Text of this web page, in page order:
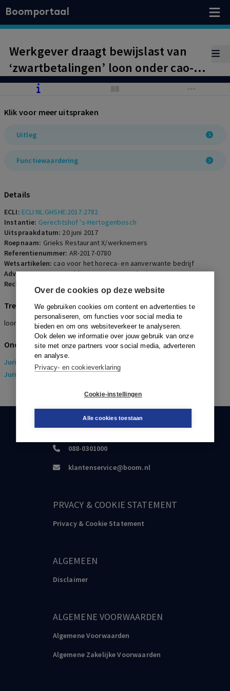
Over de cookies op deze website
We gebruiken cookies om content en advertenties te
personaliseren, om functies voor social media te
bieden en om ons websiteverkeer te analyseren.
Ook delen we informatie over jouw gebruik van onze
site met onze partners voor social media, adverteren
en analyse.
Privacy- en cookieverklaring
Cookie-instellingen
Alle cookies toestaan
Boomportaal
Werkgever draagt bewijslast van
‘zwartbetalingen’ loon onder cao-
niveau.
Klik voor meer uitspraken
Uitleg
Functiewaardering
Details
ECLI: ECLI:NL:GHSHE:2017:2782
Instantie: Gerechtshof 's-Hertogenbosch
Uitspraakdatum: 20 juni 2017
Roepnaam: Grieks Restaurant X/werknemers
Referentienummer: AR-2017-0780
Wetsartikelen: cao voor het horeca- en aanverwante bedrijf
Advocaten:D.M.F. Snelder en M.A. Breewel-Witteveen
Rechters:
Trefwoorden
loonvordering, zwartbetaling, bewijslast
Onderwerpen
Juridisch
> Arbeidsrecht
Juridisch> Sociaal Zekerheidsrecht
KLANTENSERVICE
088-0301000
klantenservice@boom.nl
PRVACY & COOKIE STATEMENT
Privacy & Cookie Statement
ALGEMEEN
Disclaimer
ALGEMENE VOORWAARDEN
Algemene Voorwaarden
Algemene Zakelijke Voorwaarden